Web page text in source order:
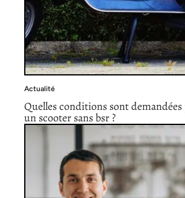
Actualité
Quelles conditions sont
un scooter sans bsr ?